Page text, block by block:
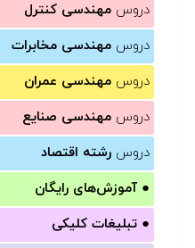
دروس مهندسی کنترل
دروس مهندسی مخابرات
دروس مهندسی عمران
دروس مهندسی صنایع
دروس رشته اقتصاد
● آموزش‌های رایگان
● تبلیغات کلیکی